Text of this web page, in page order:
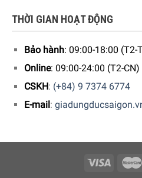
Trong đó, cóngăn làm đá
muống lấy đá bằng
dàng để làm đồ uống giải khát
THỜI GIAN HOẠT ĐỘNG
Bảo hành: 09:00-18:00 (T2-
Online: 09:00-24:00 (T2-CN)
CSKH: (+84) 9 7374 6774
E-mail :